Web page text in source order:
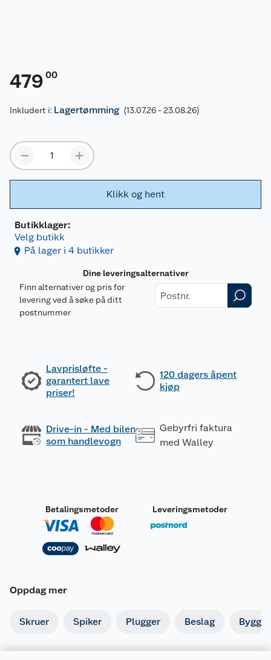
479 00
Inkludert i: Lagertømming (13.07.26 - 23.08.26)
Klikk og hent
Butikklager:
Velg butikk
På lager i 4 butikker
Dine leveringsalternativer
Finn alternativer og pris for
levering ved å søke på ditt
postnummer
Lavprisløfte -
garantert lave
priser!
120 dagers åpent
kjøp
Drive-in - Med bilen
som handlevogn
Gebyrfri faktura
med Walley
Betalingsmetoder Leveringsmetoder
Oppdag mer
Skruer Spiker Plugger Beslag